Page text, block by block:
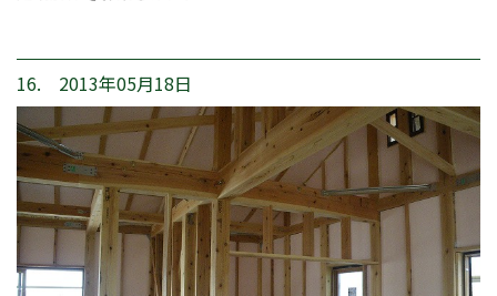
16. 2013年05月18日